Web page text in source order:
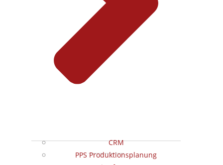
CRM
PPS Produktionsplanung